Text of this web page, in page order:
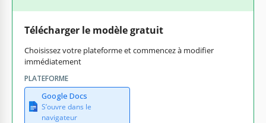
Télécharger le modèle gratuit
Choisissez votre plateforme et commencez à modifier
immédiatement
PLATEFORME
Google Docs
S’ouvre dans le
navigateur